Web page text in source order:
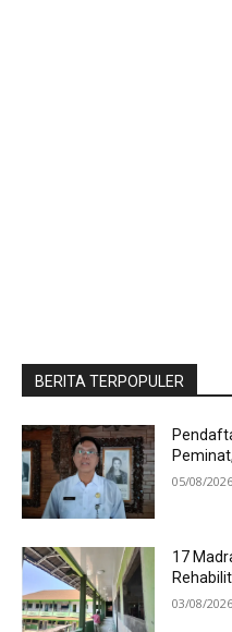
BERITA TERPOPULER
05/08/2026
17
03/08/2026